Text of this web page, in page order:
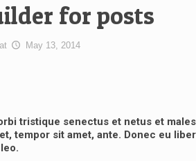
for posts
at May 13, 2014
tristique senectus et netus et
tempor sit amet, ante. Donec eu